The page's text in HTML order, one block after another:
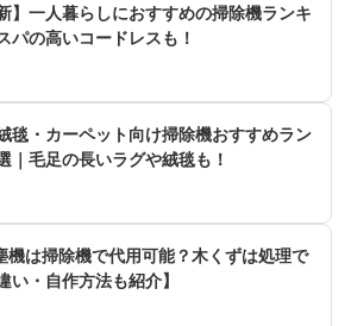
新】一人暮らしにおすすめの掃除機ランキ
パの高いコードレスも！
絨毯・カーペット向け掃除機おすすめラン
｜毛足の長いラグや絨毯も！
機は掃除機で代用可能？木くずは処理で
い・自作方法も紹介】